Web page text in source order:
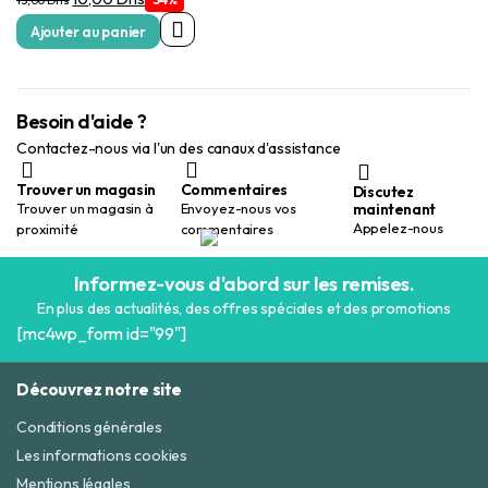
prix
initial
15,00 Dhs.
prix
actuel
10,00 Dhs.
Ajouter au panier
Besoin d'aide ?
Contactez-nous via l'un des canaux d'assistance
Trouver un magasin
Trouver un magasin à
proximité
Commentaires
Envoyez-nous vos
commentaires
Discutez
maintenant
Appelez-nous
Informez-vous d'abord sur les remises.
En plus des actualités, des offres spéciales et des promotions
[mc4wp_form id="99"]
Découvrez notre site
Conditions générales
Les informations cookies
Mentions légales